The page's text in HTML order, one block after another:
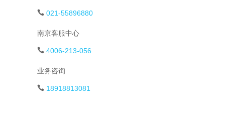
021-55896880
南京客服中心
4006-213-056
业务咨询
18918813081